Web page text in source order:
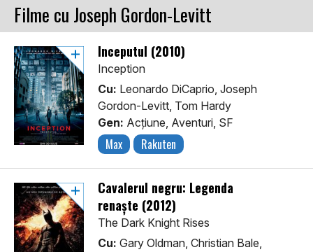
Filme cu Joseph Gordon-Levitt
Începutul (2010)
Inception
Cu: Leonardo DiCaprio, Joseph
Gordon-Levitt, Tom Hardy
Gen: Acţiune, Aventuri, SF
Max Rakuten
Cavalerul negru: Legenda
renaște (2012)
The Dark Knight Rises
Cu: Gary Oldman, Christian Bale,